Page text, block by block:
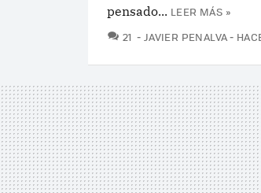
pensado... LEER MÁS »
21 COMENTARIOS
JAVIER PENALVA